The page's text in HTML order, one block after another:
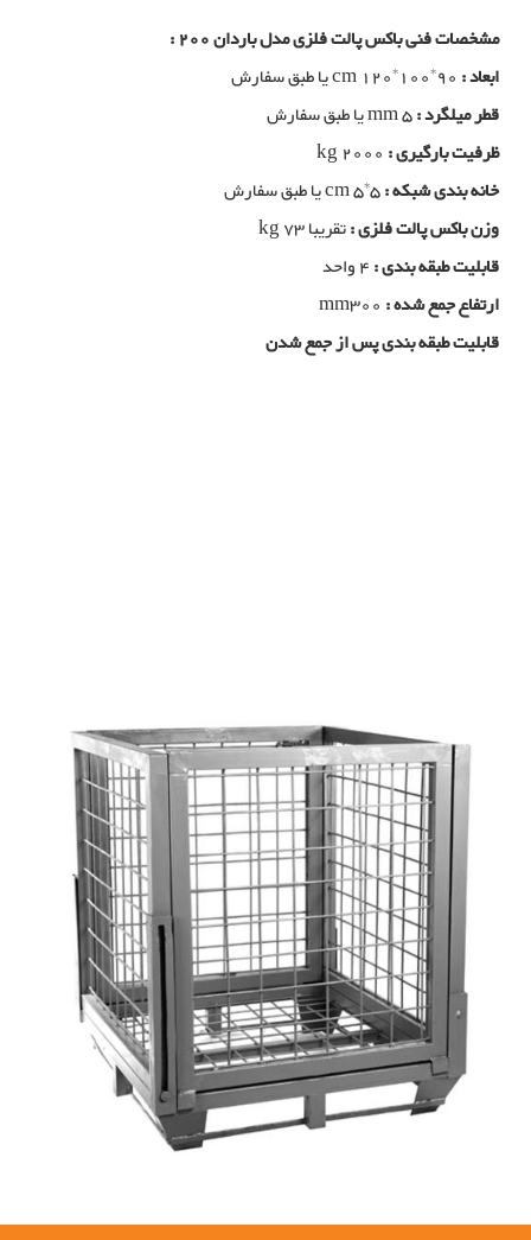
مشخصات فنی باکس پالت فلزی مدل باردان 200 :
ابعاد : cm 120*100*90 یا طبق سفارش
قطر میلگرد :mm 5 یا طبق سفارش
ظرفیت بارگیری :
خانه بندی شبکه :cm 5*5 یا طبق سفارش
وزن باکس پالت فلزی :تقریبا kg 73
قابلیت طبقه بندی :
ارتفاع جمع شده : mm300
قابلیت طبقه بندی پس از جمع شدن